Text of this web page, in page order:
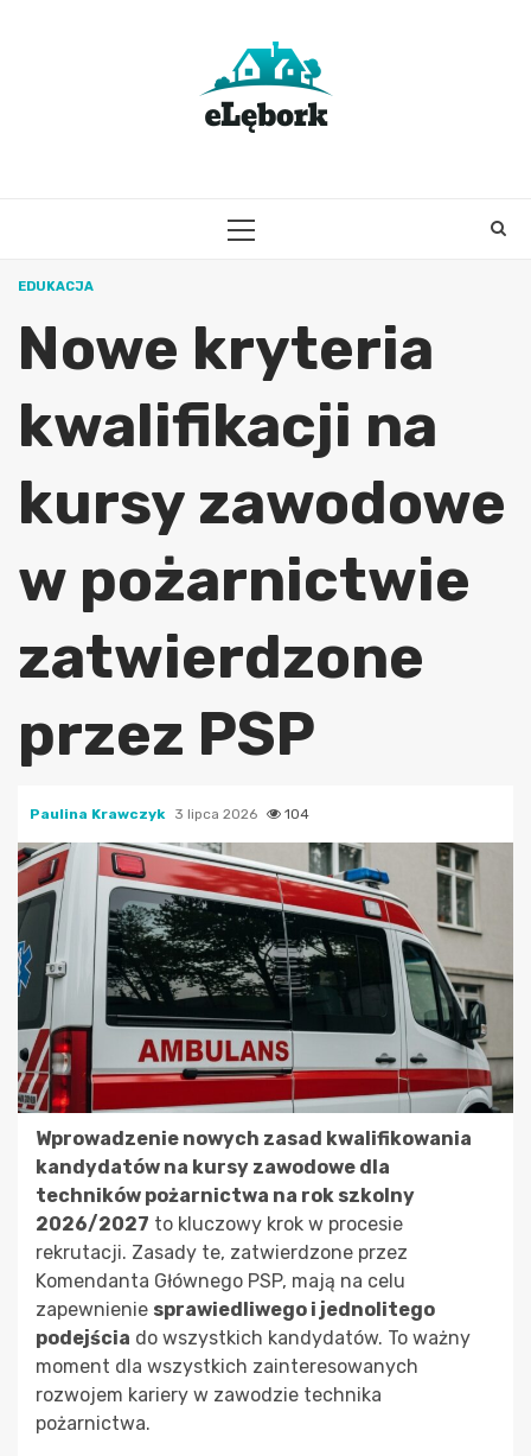
PRIMARY
EDUKACJA
Nowe kryteria
kwalifikacji na
kursy zawodowe
w pożarnictwie
zatwierdzone
przez PSP
Paulina Krawczyk 3 lipca 2026 104
Wprowadzenie nowych zasad kwalifikowania
kandydatów na kursy zawodowe dla
techników pożarnictwa na rok szkolny
2026/2027 to kluczowy krok w procesie
rekrutacji. Zasady te, zatwierdzone przez
Komendanta Głównego PSP, mają na celu
zapewnienie sprawiedliwego i jednolitego
podejścia do wszystkich kandydatów. To ważny
moment dla wszystkich zainteresowanych
rozwojem kariery w zawodzie technika
pożarnictwa.